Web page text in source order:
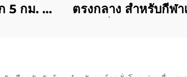
5 กม. 10
ตรงกลาง สำหรับกีฬา